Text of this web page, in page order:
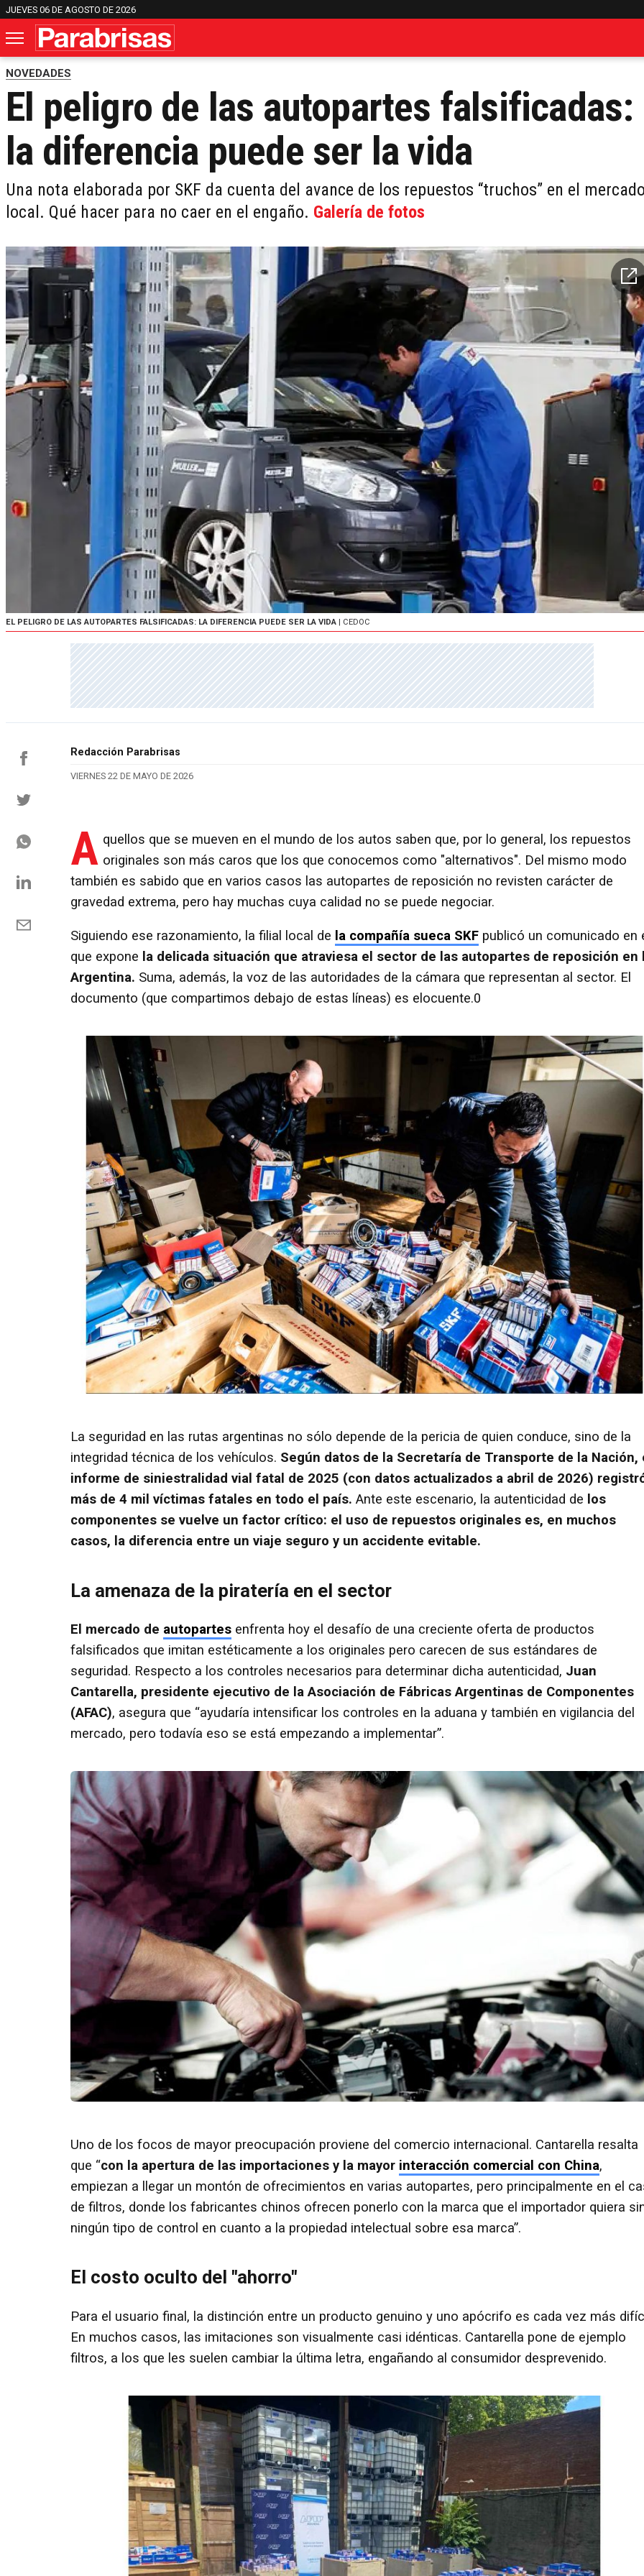
JUEVES 06 DE AGOSTO DE 2026
NOVEDADES
El peligro de las autopartes falsificadas:
la diferencia puede ser la vida
Una nota elaborada por SKF da cuenta del avance de los repuestos “truchos” en el
local. Qué hacer para no caer en el engaño. Galería de fotos
EL PELIGRO DE LAS AUTOPARTES FALSIFICADAS: LA DIFERENCIA PUEDE SER LA VIDA | CEDOC
Redacción Parabrisas
VIERNES 22 DE MAYO DE 2026
A quellos que se mueven en el mundo de los autos saben que, por lo general, los repuestos
originales son más caros que los que conocemos como "alternativos". Del mismo modo
también es sabido que en varios casos las autopartes de reposición no revisten carácter de
gravedad extrema, pero hay muchas cuya calidad no se puede negociar.
Siguiendo ese razonamiento, la filial local de la compañía sueca SKF publicó un comunicado en
que expone la delicada situación que atraviesa el sector de las autopartes de reposición en
Argentina. Suma, además, la voz de las autoridades de la cámara que representan al sector. El
documento (que compartimos debajo de estas líneas) es elocuente.0
La seguridad en las rutas argentinas no sólo depende de la pericia de quien conduce, sino de la
integridad técnica de los vehículos. Según datos de la Secretaría de Transporte de la Nación,
informe de siniestralidad vial fatal de 2025 (con datos actualizados a abril de 2026)
más de 4 mil víctimas fatales en todo el país. Ante este escenario, la autenticidad de los
componentes se vuelve un factor crítico: el uso de repuestos originales es, en muchos
casos, la diferencia entre un viaje seguro y un accidente evitable.
La amenaza de la piratería en el sector
El mercado de autopartes enfrenta hoy el desafío de una creciente oferta de productos
falsificados que imitan estéticamente a los originales pero carecen de sus estándares de
seguridad. Respecto a los controles necesarios para determinar dicha autenticidad, Juan
Cantarella, presidente ejecutivo de la Asociación de Fábricas Argentinas de Componentes
(AFAC), asegura que “ayudaría intensificar los controles en la aduana y también en vigilancia del
mercado, pero todavía eso se está empezando a implementar”.
Uno de los focos de mayor preocupación proviene del comercio internacional. Cantarella resalta
que “con la apertura de las importaciones y la mayor interacción comercial con China,
empiezan a llegar un montón de ofrecimientos en varias autopartes, pero principalmente en el
de filtros, donde los fabricantes chinos ofrecen ponerlo con la marca que el importador quiera
ningún tipo de control en cuanto a la propiedad intelectual sobre esa marca”.
El costo oculto del "ahorro"
Para el usuario final, la distinción entre un producto genuino y uno apócrifo es cada vez más
En muchos casos, las imitaciones son visualmente casi idénticas. Cantarella pone de ejemplo
filtros, a los que les suelen cambiar la última letra, engañando al consumidor desprevenido.